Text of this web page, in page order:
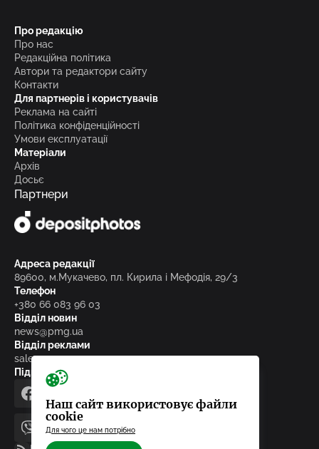
Про редакцію
Про нас
Редакційна політика
Автори та редактори сайту
Контакти
Для партнерів і користувачів
Реклама на сайті
Політика конфіденційності
Умови експлуатації
Матеріали
Архів
Досьє
Партнери
Адреса редакції
89600, м.Мукачево, пл. Кирила і Мефодія, 29/3
Телефон
+380 66 083 96 03
Відділ новин
news@pmg.ua
Відділ реклами
sales@pmg.ua
Підписуйтесь на нас у соціальних мережах
facebooktelegram
viber
youtube
Наш сайт використовує файли
cookie
Для чого це нам потрібно